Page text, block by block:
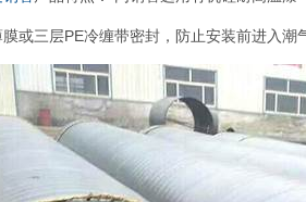
或三层PE冷缠带密封，防止安装前进入潮